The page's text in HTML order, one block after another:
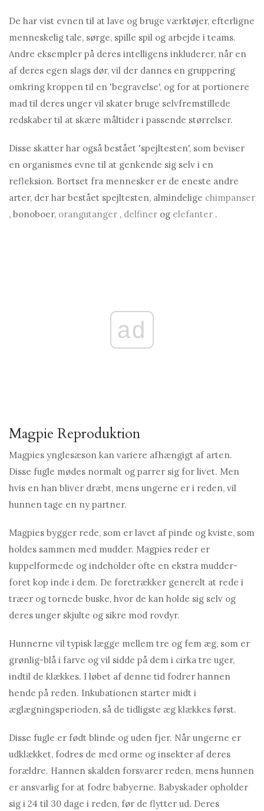
De har vist evnen til at lave og bruge værktøjer, efterligne
menneskelig tale, sørge, spille spil og arbejde i teams.
Andre eksempler på deres intelligens inkluderer, når en
af ​​deres egen slags dør, vil der dannes en gruppering
omkring kroppen til en 'begravelse', og for at portionere
mad til deres unger vil skater bruge selvfremstillede
redskaber til at skære måltider i passende størrelser.
Disse skatter har også bestået 'spejltesten', som beviser
en organismes evne til at genkende sig selv i en
refleksion. Bortset fra mennesker er de eneste andre
arter, der har bestået spejltesten, almindelige chimpanser
, bonoboer, orangutanger , delfiner og elefanter .
ad
Magpie Reproduktion
Magpies ynglesæson kan variere afhængigt af arten.
Disse fugle mødes normalt og parrer sig for livet. Men
hvis en han bliver dræbt, mens ungerne er i reden, vil
hunnen tage en ny partner.
Magpies bygger rede, som er lavet af pinde og kviste, som
holdes sammen med mudder. Magpies reder er
kuppelformede og indeholder ofte en ekstra mudder-
foret kop inde i dem. De foretrækker generelt at rede i
træer og tornede buske, hvor de kan holde sig selv og
deres unger skjulte og sikre mod rovdyr.
Hunnerne vil typisk lægge mellem tre og fem æg, som er
grønlig-blå i farve og vil sidde på dem i cirka tre uger,
indtil de klækkes. I løbet af denne tid fodrer hannen
hende på reden. Inkubationen starter midt i
æglægningsperioden, så de tidligste æg klækkes først.
Disse fugle er født blinde og uden fjer. Når ungerne er
udklækket, fodres de med orme og insekter af deres
forældre. Hannen skalden forsvarer reden, mens hunnen
er ansvarlig for at fodre babyerne. Babyskader opholder
sig i 24 til 30 dage i reden, før de flytter ud. Deres